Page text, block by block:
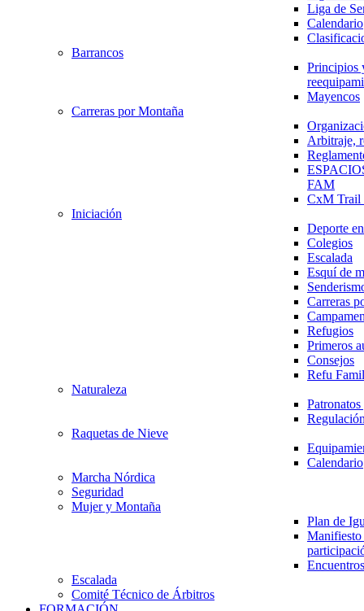
Liga de
Calendario
Barrancos
Principios
Mayencos
Carreras por Montaña
Arbitraje,
FAM
CxM
Iniciación
Deporte
Colegios
Escalada
Esquí de
Carreras
Refugios
Primeros
Consejos
Refu
Naturaleza
Raquetas de Nieve
Calendario
Marcha Nórdica
Seguridad
Mujer y Montaña
Plan de
Escalada
Comité Técnico de Árbitros